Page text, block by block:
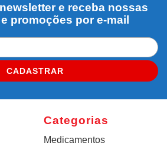
e receba nossas
promoções por e-mail
CADASTRAR
Categorias
Medicamentos